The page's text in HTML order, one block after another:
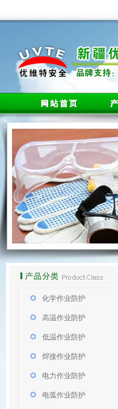
化学作业防护
高温作业防护
低温作业防护
焊接作业防护
电力作业防护
电弧作业防护